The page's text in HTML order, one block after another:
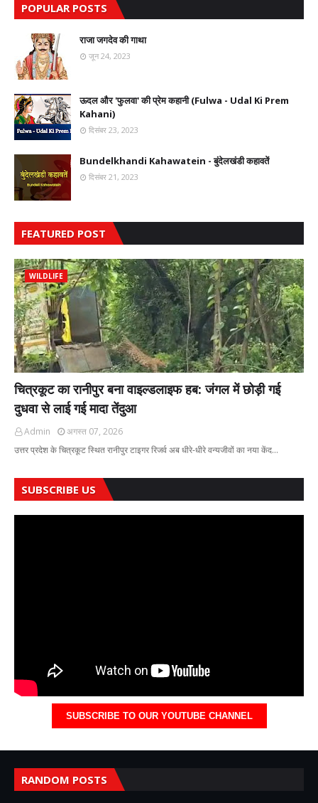
POPULAR POSTS
राजा जगदेव की गाथा
जून 24, 2023
ऊदल और 'फुलवा' की प्रेम कहानी (Fulwa - Udal Ki Prem
Kahani)
दिसंबर 23, 2023
Bundelkhandi Kahawatein - बुंदेलखंडी कहावतें
दिसंबर 21, 2023
FEATURED POST
WILDLIFE
चित्रकूट का रानीपुर बना वाइल्डलाइफ हब: जंगल में छोड़ी गई
दुधवा से लाई गई मादा तेंदुआ
Admin
अगस्त 07, 2026
उत्तर प्रदेश के चित्रकूट स्थित रानीपुर टाइगर रिजर्व अब धीरे-धीरे वन्यजीवों का नया केंद…
SUBSCRIBE US
SUBSCRIBE TO OUR YOUTUBE CHANNEL
RANDOM POSTS